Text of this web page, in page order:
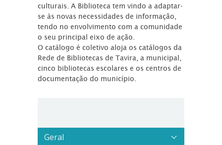
culturais. A Biblioteca tem vindo a adaptar-
se às novas necessidades de informação,
tendo no envolvimento com a comunidade
o seu principal eixo de ação.
O catálogo é coletivo aloja os catálogos da
Rede de Bibliotecas de Tavira, a municipal,
cinco bibliotecas escolares e os centros de
documentação do município.